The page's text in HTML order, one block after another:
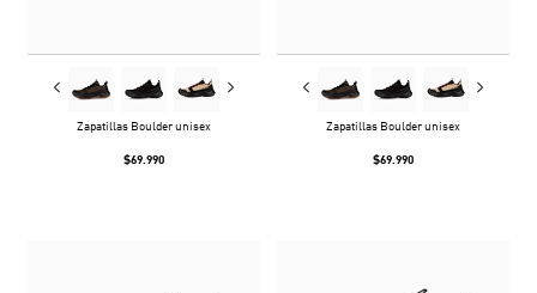
Zapatillas Boulder unisex
$69.990
Zapatillas Boulder unisex
$69.990